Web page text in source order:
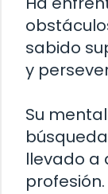
sabido
y
Su
llevado a
profesión.